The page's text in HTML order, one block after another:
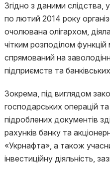
Згідно з даними слідства,
по лютий 2014 року
очолювана олігархом,
чітким розподілом
спрямований на
підприємств та
Зокрема, під виглядом
господарських операцій
підроблених документів
рахунків банку та
«Укрнафта», а також
інвестиційну діяльність,